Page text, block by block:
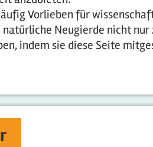
Vorlieben für
Neugierde nicht
indem sie diese Seite